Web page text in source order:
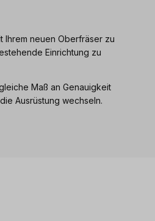
Ihrem neuen Oberfräser zu
Einrichtung zu
Maß an Genauigkeit
Ausrüstung wechseln.